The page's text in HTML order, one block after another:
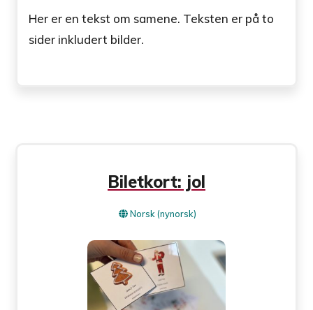
Her er en tekst om samene. Teksten er på to
sider inkludert bilder.
Biletkort: jol
Norsk (nynorsk)